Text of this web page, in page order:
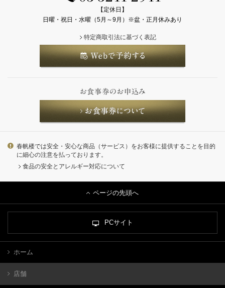
【定休日】
日曜・祝日・水曜（5月～9月）※盆・正月休みあり
特定商取引法に基づく表記
春帆楼では安全・安心な商品（サービス）をお客様に提供することを目的
に細心の注意を払っております。
食品の安全とアレルギー対応について
ページの先頭へ
PCサイト
ホーム
店舗